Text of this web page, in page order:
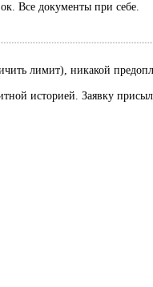
Все документы при себе.
лимит), никакой
историей. Заявку